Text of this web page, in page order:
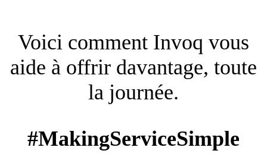
Voici comment Invoq vous
aide à offrir davantage, toute
la journée.
#MakingServiceSimple